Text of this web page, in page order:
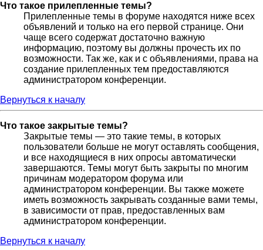
Что такое прилепленные темы?
Прилепленные темы в форуме находятся ниже всех
объявлений и только на его первой странице. Они
чаще всего содержат достаточно важную
информацию, поэтому вы должны прочесть их по
возможности. Так же, как и с объявлениями, права на
создание прилепленных тем предоставляются
администратором конференции.
Вернуться к началу
Что такое закрытые темы?
Закрытые темы — это такие темы, в которых
пользователи больше не могут оставлять сообщения,
и все находящиеся в них опросы автоматически
завершаются. Темы могут быть закрыты по многим
причинам модератором форума или
администратором конференции. Вы также можете
иметь возможность закрывать созданные вами темы,
в зависимости от прав, предоставленных вам
администратором конференции.
Вернуться к началу